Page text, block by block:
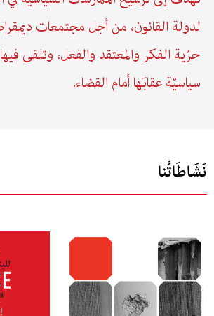
لدولة القانون، من أجل مجتمعات
حرّية الفكر والمعتقد والفعل، وتلقى
سياسيّة عقابَها أمام القضاء.
نَشَاطَاتُنا